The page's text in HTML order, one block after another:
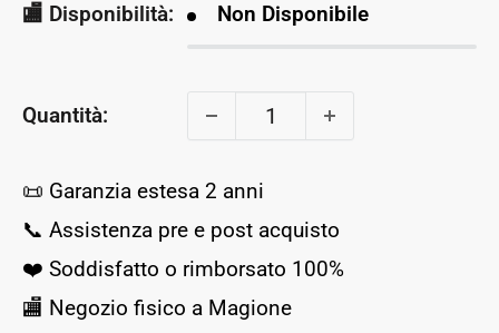
🏬 Disponibilità: Non Disponibile
Quantità:
📜 Garanzia estesa 2 anni
📞 Assistenza pre e post acquisto
❤️ Soddisfatto o rimborsato 100%
🏬 Negozio fisico a Magione